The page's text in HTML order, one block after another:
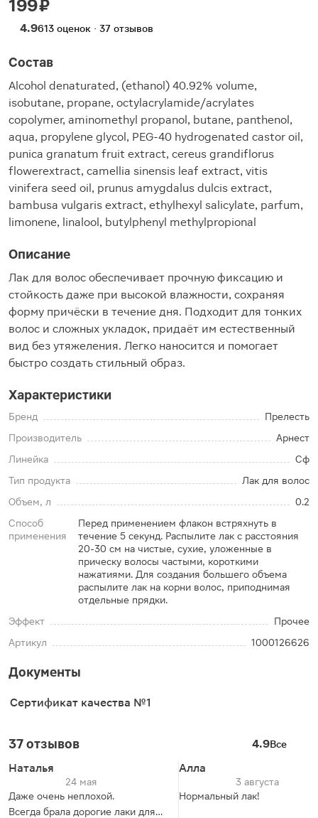
199 ₽
4.9613 оценок · 37 отзывов
Состав
Alcohol denaturated, (ethanol) 40.92% volume,
isobutane, propane, octylacrylamide/acrylates
copolymer, aminomethyl propanol, butane, panthenol,
aqua, propylene glycol, PEG-40 hydrogenated castor oil,
punica granatum fruit extract, cereus grandiflorus
flowerextract, camellia sinensis leaf extract, vitis
vinifera seed oil, prunus amygdalus dulcis extract,
bambusa vulgaris extract, ethylhexyl salicylate, parfum,
limonene, linalool, butylphenyl methylpropional
Описание
Лак для волос обеспечивает прочную фиксацию и
стойкость даже при высокой влажности, сохраняя
форму причёски в течение дня. Подходит для тонких
волос и сложных укладок, придаёт им естественный
вид без утяжеления. Легко наносится и помогает
быстро создать стильный образ.
Характеристики
Бренд
Прелесть
Производитель
Арнест
Линейка
Сф
Тип продукта
Лак для волос
Объем, л
0.2
Способ
применения
Перед применением флакон встряхнуть в
течение 5 секунд. Распылите лак с расстояния
20-30 см на чистые, сухие, уложенные в
прическу волосы частыми, короткими
нажатиями. Для создания большего объема
распылите лак на корни волос, приподнимая
отдельные прядки.
Эффект
Прочее
Артикул
1000126626
Документы
Сертификат качества №1
37 отзывов 4.9Все
Наталья
24 мая
Даже очень неплохой.
Всегда брала дорогие лаки для
Алла
3 августа
Нормальный лак!